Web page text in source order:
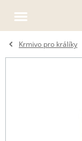
Krmivo pro králíky